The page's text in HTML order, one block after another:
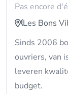
Pas encore
Les Bons
Sinds 2006
ouvriers, van
leveren
budget.